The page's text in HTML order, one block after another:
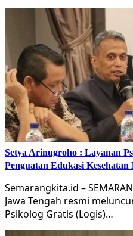
Setya Arinugroho : Layanan
Penguatan Edukasi Kesehatan
Semarangkita.id –
Jawa Tengah resmi
Psikolog Gratis (Logis)…